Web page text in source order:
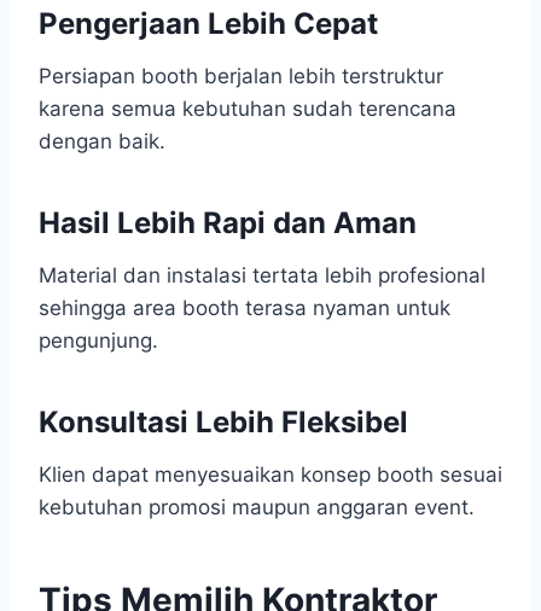
Pengerjaan Lebih Cepat
Persiapan booth berjalan lebih terstruktur
karena semua kebutuhan sudah terencana
dengan baik.
Hasil Lebih Rapi dan Aman
Material dan instalasi tertata lebih profesional
sehingga area booth terasa nyaman untuk
pengunjung.
Konsultasi Lebih Fleksibel
Klien dapat menyesuaikan konsep booth sesuai
kebutuhan promosi maupun anggaran event.
Tips Memilih Kontraktor